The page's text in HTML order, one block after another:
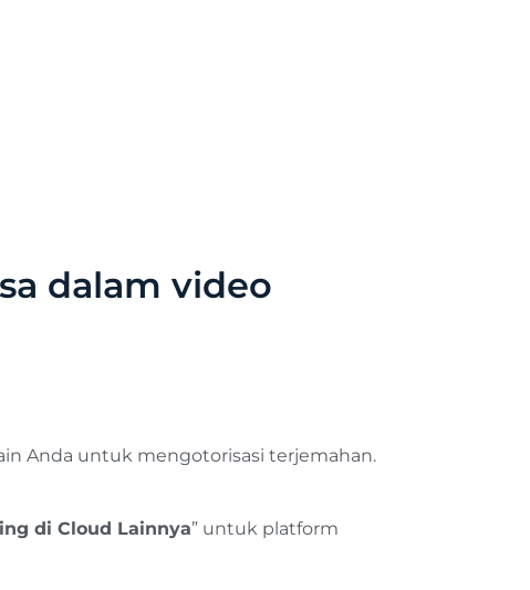
dalam video
Anda untuk mengotorisasi terjemahan.
di Cloud Lainnya” untuk platform